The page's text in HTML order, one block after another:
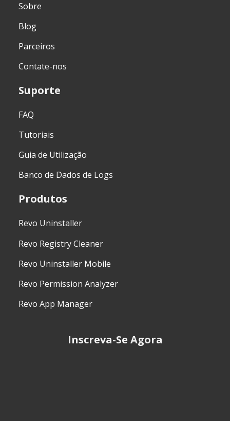
Sobre
Blog
Parceiros
Contate-nos
Suporte
FAQ
Tutoriais
Guia de Utilização
Banco de Dados de Logs
Produtos
Revo Uninstaller
Revo Registry Cleaner
Revo Uninstaller Mobile
Revo Permission Analyzer
Revo App Manager
Inscreva-Se Agora